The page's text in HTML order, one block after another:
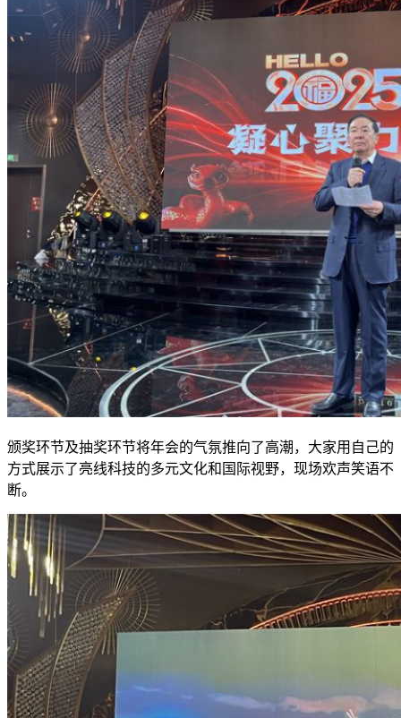
颁奖环节及抽奖环节将年会的气氛推向了高潮，大家用自己的
方式展示了亮线科技的多元文化和国际视野，现场欢声笑语不
断。